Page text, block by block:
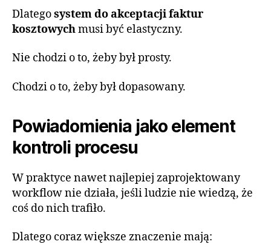
Dlategosystem do akceptacji faktur
kosztowychmusi być elastyczny.
Nie chodzi o to, żeby był prosty.
Chodzi o to, żeby był dopasowany.
Powiadomienia jako element
kontroli procesu
W praktyce nawet najlepiej zaprojektowany
workflow nie działa, jeśli ludzie nie wiedzą, że
coś do nich trafiło.
Dlatego coraz większe znaczenie mają: